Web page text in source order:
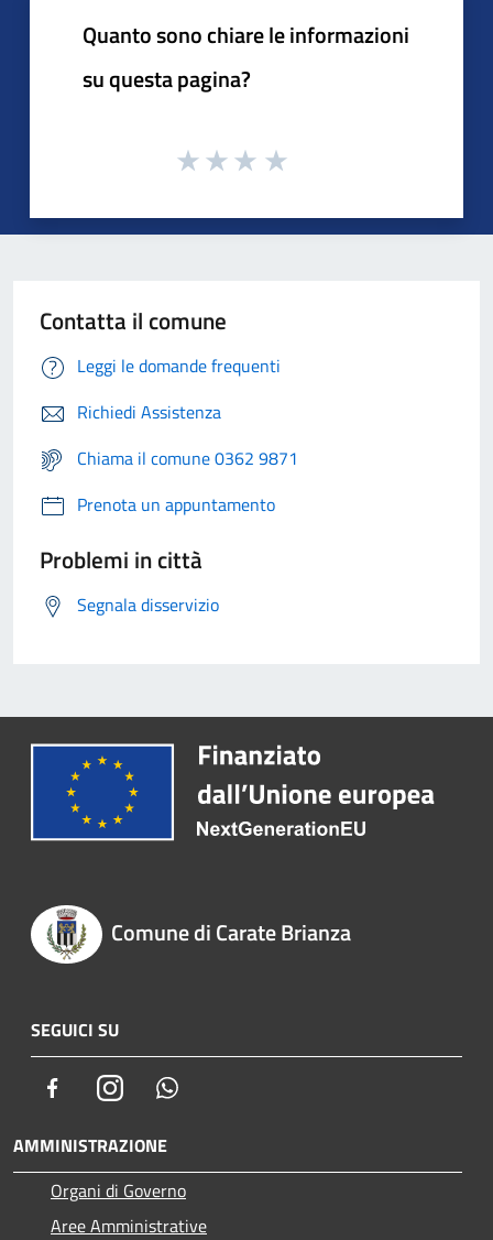
Quanto sono chiare le informazioni
su questa pagina?
Contatta il comune
Leggi le domande frequenti
Richiedi Assistenza
Chiama il comune 0362 9871
Prenota un appuntamento
Problemi in città
Segnala disservizio
Comune di Carate Brianza
SEGUICI SU
FacebookInstagram
AMMINISTRAZIONE
Organi di Governo
Aree Amministrative